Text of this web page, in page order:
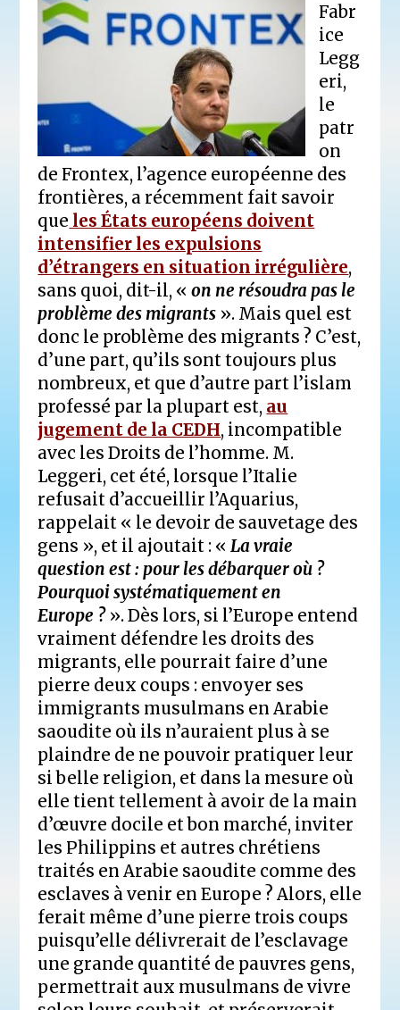
Fabr
ice
Legg
eri,
le
patr
on
de Frontex, l’agence européenne des
frontières, a récemment fait savoir
que les États européens doivent
intensifier les expulsions
d’étrangers en situation irrégulière,
sans quoi, dit-il, «on ne résoudra pas le
problème des migrants ». Mais quel est
donc le problème des migrants ? C’est,
d’une part, qu’ils sont toujours plus
nombreux, et que d’autre part l’islam
professé par la plupart est, au
jugement de la CEDH, incompatible
avec les Droits de l’homme. M.
Leggeri, cet été, lorsque l’Italie
refusait d’accueillir l’Aquarius,
rappelait « le devoir de sauvetage des
gens », et il ajoutait : « La vraie
question est : pour les débarquer où ?
Pourquoi systématiquement en
Europe ?». Dès lors, si l’Europe entend
vraiment défendre les droits des
migrants, elle pourrait faire d’une
pierre deux coups : envoyer ses
immigrants musulmans en Arabie
saoudite où ils n’auraient plus à se
plaindre de ne pouvoir pratiquer leur
si belle religion, et dans la mesure où
elle tient tellement à avoir de la main
d’œuvre docile et bon marché, inviter
les Philippins et autres chrétiens
traités en Arabie saoudite comme des
esclaves à venir en Europe ? Alors, elle
ferait même d’une pierre trois coups
puisqu’elle délivrerait de l’esclavage
une grande quantité de pauvres gens,
permettrait aux musulmans de vivre